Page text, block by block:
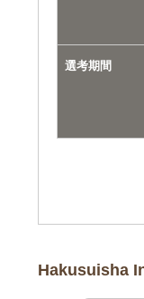
選考期間
Hakusuisha